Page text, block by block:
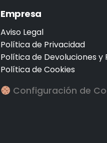
Empresa
Aviso Legal
Política de Privacidad
Política de Devoluciones y
Política de Cookies
Configuración de